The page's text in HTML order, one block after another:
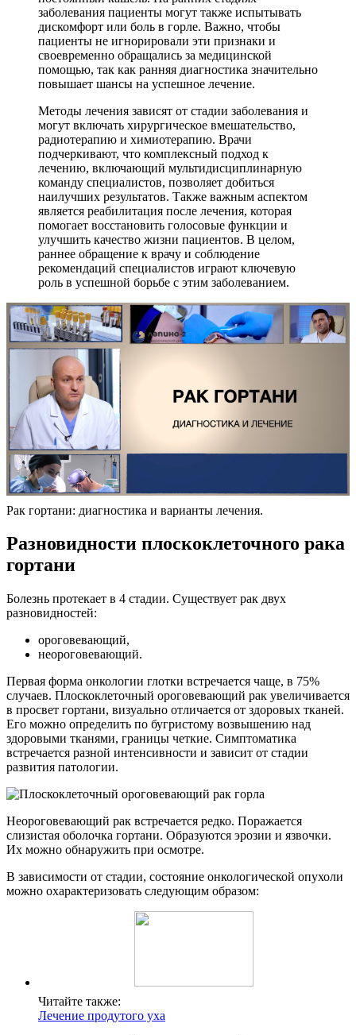
заболевания пациенты могут также испытывать
дискомфорт или боль в горле. Важно, чтобы
пациенты не игнорировали эти признаки и
своевременно обращались за медицинской
помощью, так как ранняя диагностика значительно
повышает шансы на успешное лечение.
Методы лечения зависят от стадии заболевания и
могут включать хирургическое вмешательство,
радиотерапию и химиотерапию. Врачи
подчеркивают, что комплексный подход к
лечению, включающий мультидисциплинарную
команду специалистов, позволяет добиться
наилучших результатов. Также важным аспектом
является реабилитация после лечения, которая
помогает восстановить голосовые функции и
улучшить качество жизни пациентов. В целом,
раннее обращение к врачу и соблюдение
рекомендаций специалистов играют ключевую
роль в успешной борьбе с этим заболеванием.
Рак гортани: диагностика и варианты лечения.
Разновидности плоскоклеточного рака
гортани
Болезнь протекает в 4 стадии. Существует рак двух
разновидностей:
ороговевающий,
неороговевающий.
Первая форма онкологии глотки встречается чаще, в 75%
случаев. Плоскоклеточный ороговевающий рак увеличивается
в просвет гортани, визуально отличается от здоровых тканей.
Его можно определить по бугристому возвышению над
здоровыми тканями, границы четкие. Симптоматика
встречается разной интенсивности и зависит от стадии
развития патологии.
Неороговевающий рак встречается редко. Поражается
слизистая оболочка гортани. Образуются эрозии и язвочки.
Их можно обнаружить при осмотре.
В зависимости от стадии, состояние онкологической опухоли
можно охарактеризовать следующим образом:
Читайте также:
Лечение продутого уха